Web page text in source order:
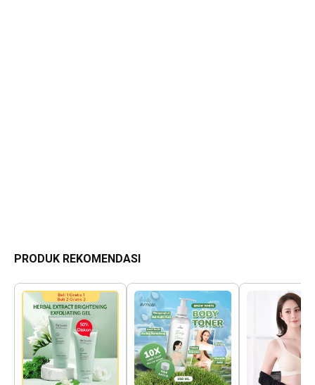
PRODUK REKOMENDASI